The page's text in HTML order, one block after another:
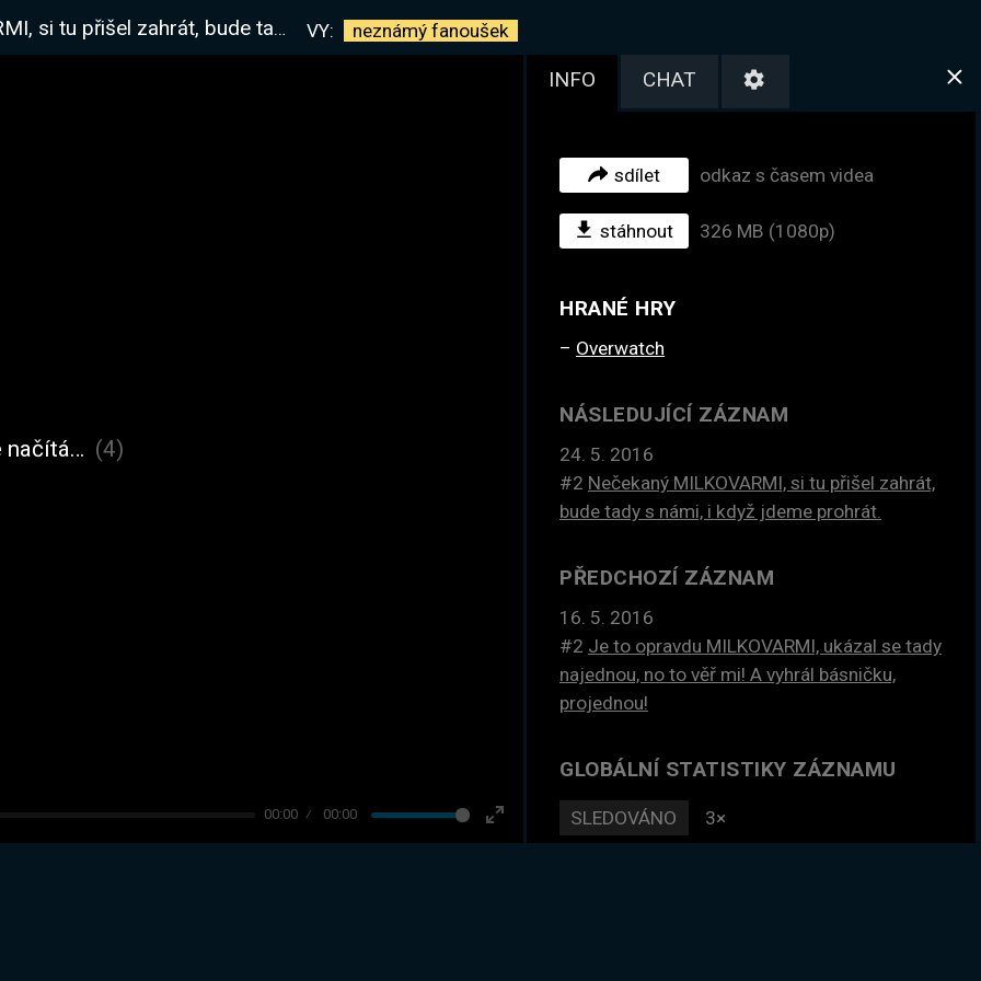
zahrát, bude tady s námi, i když jdeme prohrát. VY: neznámý fanoušek
00:00 00:00
Enter
načítá… (4)
INFO CHAT
sdílet odkaz s časem videa
stáhnout 326 MB (1080p)
HRANÉ HRY
Overwatch
NÁSLEDUJÍCÍ ZÁZNAM
24. 5. 2016
#2 Nečekaný MILKOVARMI, si tu přišel zahrát,
bude tady s námi, i když jdeme prohrát.
PŘEDCHOZÍ ZÁZNAM
16. 5. 2016
#2 Je to opravdu MILKOVARMI, ukázal se tady
najednou, no to věř mi! A vyhrál básničku,
projednou!
GLOBÁLNÍ STATISTIKY ZÁZNAMU
SLEDOVÁNO 3×